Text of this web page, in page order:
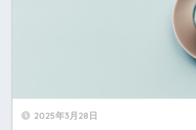
2025年3月28日